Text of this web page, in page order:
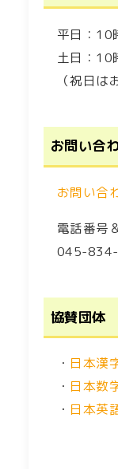
平日：10
土日：10
（祝日は
お問い合
お問い合
電話番号
045-834-
協賛団体
・ 日本漢
・ 日本数
・ 日本英